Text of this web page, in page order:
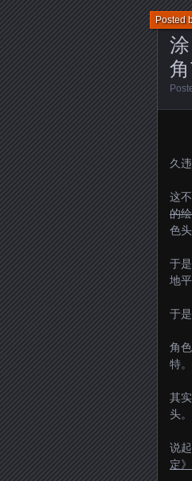
Posted
久
这
的
色
于
地
于
角
特
其
头。
说
定》